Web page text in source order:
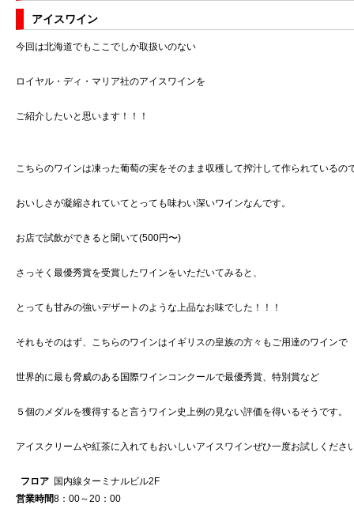
アイスワイン
今回は北海道でもここでしか取扱いのない
ロイヤル・ディ・マリア社のアイスワインを
ご紹介したいと思います！！！
こちらのワインは凍った葡萄の実をそのまま収穫して搾汁して作られているの
おいしさが凝縮されていてとっても味わい深いワインなんです。
お店で試飲ができると聞いて(500円〜)
さっそく最優秀賞を受賞したワインをいただいてみると、
とっても甘みの強いデザートのような上品なお味でした！！！
それもそのはず、こちらのワインはイギリスの皇族の方々もご用達のワインで
世界的に最も脅威のある国際ワインコンクールで最優秀賞、特別賞など
５個のメダルを獲得すると言うワイン史上例の見ない評価を得いるそうです。
アイスクリームや紅茶に入れてもおいしいアイスワインぜひ一度お試しくださ
フロア 国内線ターミナルビル2F
営業時間8：00～20：00